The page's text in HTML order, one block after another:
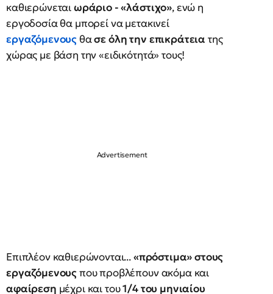
καθιερώνεταιωράριο - «λάστιχο», ενώ η
εργοδοσία θα μπορεί να μετακινεί
εργαζόμενουςθασε όλη την επικράτεια της
χώρας με βάση την «ειδικότητά» τους!
Επιπλέον καθιερώνονται...«πρόστιμα» στους
εργαζόμενουςπου προβλέπουν ακόμα και
αφαίρεση μέχρι και του1/4 του μηνιαίου